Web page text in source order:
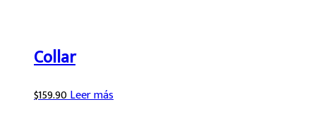
Collar
$159.90Leer más